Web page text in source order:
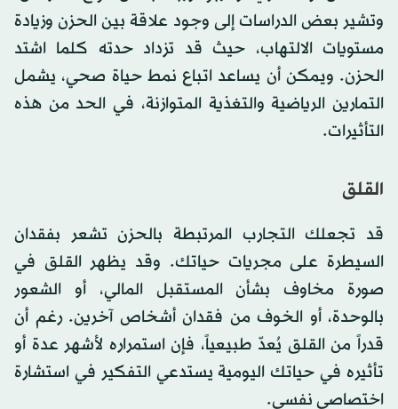
وتشير بعض الدراسات إلى وجود علاقة بين الحزن وزيادة
مستويات الالتهاب، حيث قد تزداد حدته كلما اشتد
الحزن. ويمكن أن يساعد اتباع نمط حياة صحي، يشمل
التمارين الرياضية والتغذية المتوازنة، في الحد من هذه
التأثيرات.
القلق
قد تجعلك التجارب المرتبطة بالحزن تشعر بفقدان
السيطرة على مجريات حياتك. وقد يظهر القلق في
صورة مخاوف بشأن المستقبل المالي، أو الشعور
بالوحدة، أو الخوف من فقدان أشخاص آخرين. رغم أن
قدراً من القلق يُعدّ طبيعياً، فإن استمراره لأشهر عدة أو
تأثيره في حياتك اليومية يستدعي التفكير في استشارة
اختصاصي نفسي.